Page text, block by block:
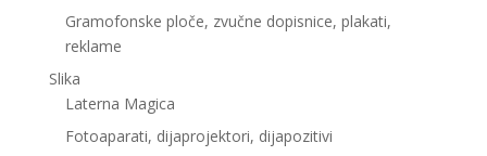
Gramofonske ploče, zvučne dopisnice, plakati,
reklame
Slika
Laterna Magica
Fotoaparati, dijaprojektori, dijapozitivi